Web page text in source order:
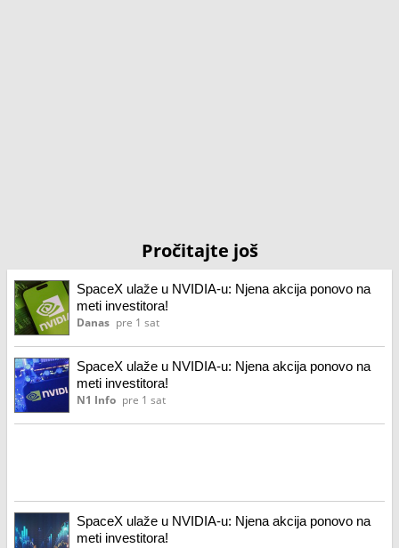
Pročitajte još
SpaceX ulaže u NVIDIA-u: Njena akcija ponovo na
meti investitora!
Danas pre 1 sat
SpaceX ulaže u NVIDIA-u: Njena akcija ponovo na
meti investitora!
N1 Info pre 1 sat
SpaceX ulaže u NVIDIA-u: Njena akcija ponovo na
meti investitora!